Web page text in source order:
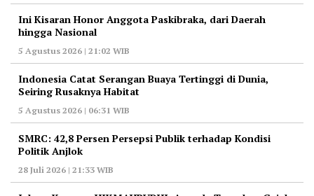
Ini Kisaran Honor Anggota Paskibraka, dari Daerah
hingga Nasional
5 Agustus 2026 | 21:02 WIB
Indonesia Catat Serangan Buaya Tertinggi di Dunia,
Seiring Rusaknya Habitat
5 Agustus 2026 | 06:31 WIB
‎SMRC: 42,8 Persen Persepsi Publik terhadap Kondisi
Politik Anjlok
28 Juli 2026 | 21:33 WIB